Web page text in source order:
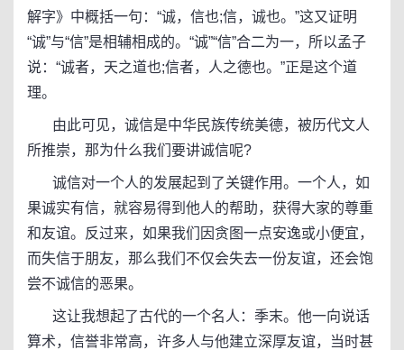
解字》中概括一句：“诚，信也;信，诚也。”这又证明
“诚”与“信”是相辅相成的。“诚”“信”合二为一，所以孟子
说：“诚者，天之道也;信者，人之德也。”正是这个道
理。
由此可见，诚信是中华民族传统美德，被历代文人
所推崇，那为什么我们要讲诚信呢?
诚信对一个人的发展起到了关键作用。一个人，如
果诚实有信，就容易得到他人的帮助，获得大家的尊重
和友谊。反过来，如果我们因贪图一点安逸或小便宜，
而失信于朋友，那么我们不仅会失去一份友谊，还会饱
尝不诚信的恶果。
这让我想起了古代的一个名人：季末。他一向说话
算术，信誉非常高，许多人与他建立深厚友谊，当时甚